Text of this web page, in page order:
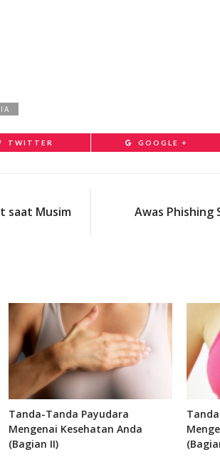
TWITTER GOOGLE +
saat Musim
Awas Phishing
Tanda-Tanda Payudara
Mengenai Kesehatan Anda
(Bagian II)